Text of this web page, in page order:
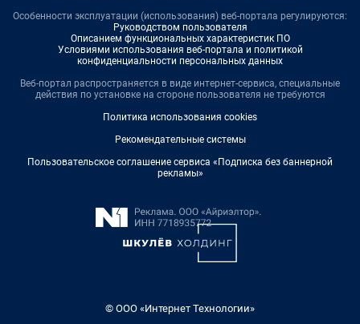
Особенности эксплуатации (использования) веб-портала регулируются:
Руководством пользователя
Описанием функциональных характеристик ПО
Условиями использования веб-портала и политикой
конфиденциальности персональных данных
Веб-портал распространяется в виде интернет-сервиса, специальные
действия по установке на стороне пользователя не требуются
Политика использования cookies
Рекомендательные системы
Пользовательское соглашение сервиса «Подписка без баннерной
рекламы»
© ООО «Интернет Технологии»